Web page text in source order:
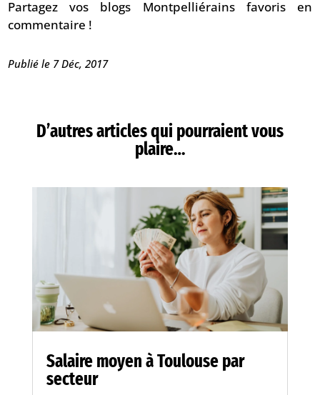
Partagez vos blogs Montpelliérains favoris en
commentaire !
Publié le 7 Déc, 2017
D’autres articles qui pourraient vous
plaire…
Salaire moyen à Toulouse par
secteur